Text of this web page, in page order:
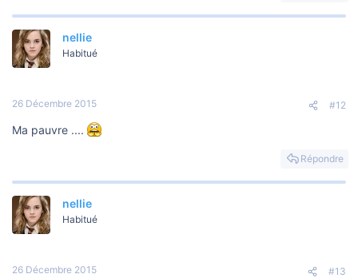
nellie
Habitué
26 Décembre 2015 #12
Ma pauvre ....
Répondre
nellie
Habitué
26 Décembre 2015 #13